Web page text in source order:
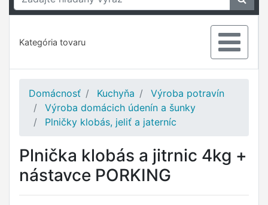
Kategória tovaru
Domácnosť Kuchyňa
Výroba potravín
Výroba domácich údenín a šunky
Plničky klobás, jeliť a jaterníc
Plnička klobás a jitrnic 4kg +
nástavce PORKING